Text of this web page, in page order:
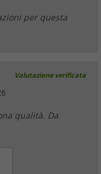
per questa
Valutazione verificata
qualità. Da